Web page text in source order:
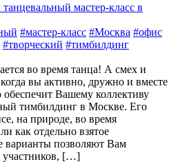
мастер-класс в
#мастер-класс #Москва #офис
#творческий #тимбилдинг
во время танца! А смех и
вы активно, дружно и вместе
обеспечит Вашему коллективу
тимбилдинг в Москве. Его
на природе, во время
как отдельно взятое
варианты позволяют Вам
участников, […]